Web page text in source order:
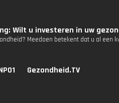
Wilt u investeren in uw
Meedoen betekent dat u al een
Gezondheid.TV